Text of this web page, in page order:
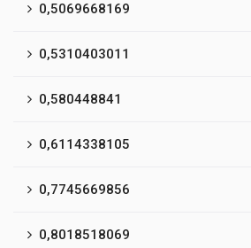
0,5069668169
0,5310403011
0,580448841
0,6114338105
0,7745669856
0,8018518069